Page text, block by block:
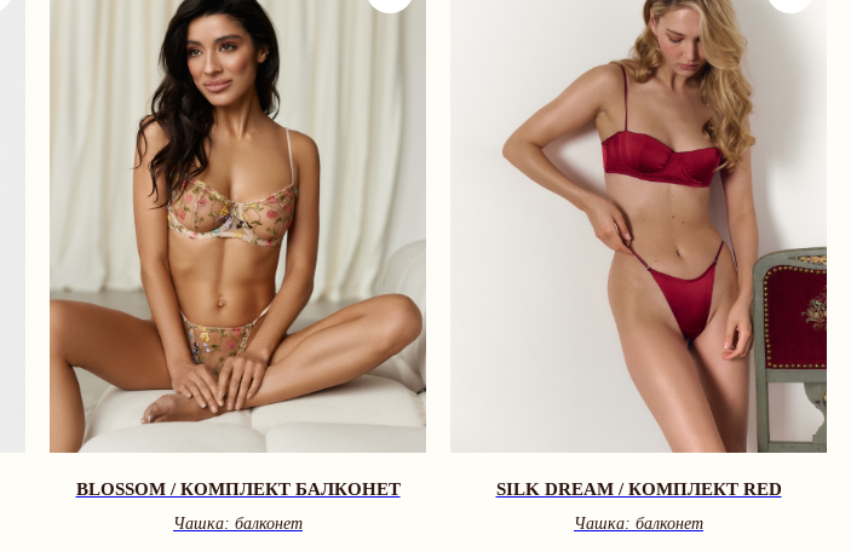
BLOSSOM / КОМПЛЕКТ БАЛКОНЕТ
Чашка: балконет
SILK DREAM / КОМПЛЕКТ RED
Чашка: балконет